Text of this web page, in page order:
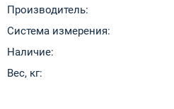
Производитель:
Система измерения:
Наличие:
Вес, кг: